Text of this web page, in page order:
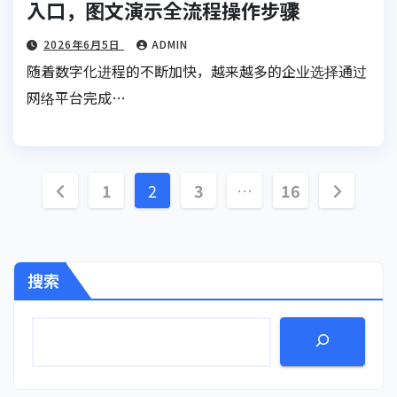
入口，图文演示全流程操作步骤
2026年6月5日 ADMIN
随着数字化进程的不断加快，越来越多的企业选择通过
网络平台完成…
文
分
页
1 2 3 … 16
搜索